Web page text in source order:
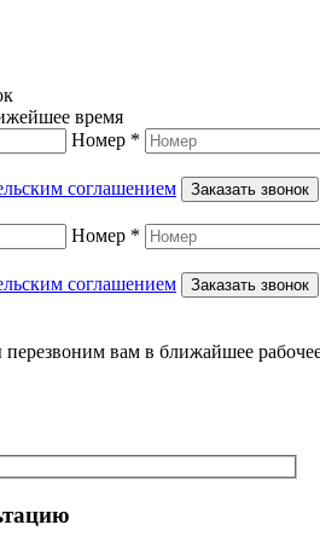
время
Номер *
соглашением Заказать звонок
Номер *
соглашением Заказать звонок
вам в ближайшее